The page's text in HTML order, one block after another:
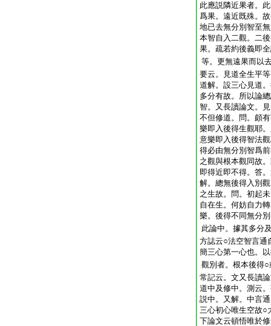
此應説隣近果者。
爲果。遠近既殊。
地已去無分別智至
本智自入二觀。二
果。疏若約後義即
等。更無遠果而以
要云。見道全生平
道解。設三心見道
多分有故。所以論
智。又長讀論文。
不但修道。問。頗
樂即入後得生觀耶
意樂即入後得智法
得必由無分別智爲
之觀與根本觀同故
即得近即不得。答
解。總無後得入別
之生故。問。初起
自在生。何妨自力
樂。後得不同無分
此論中。據其多分
方誌云○法空智言通
簡三心第一心也。
觀別者。根本後得
常記云。文又長讀
道中及修中。測云
説中。又解。中言
三心初心唯生空故○
下論文云頓悟唯於